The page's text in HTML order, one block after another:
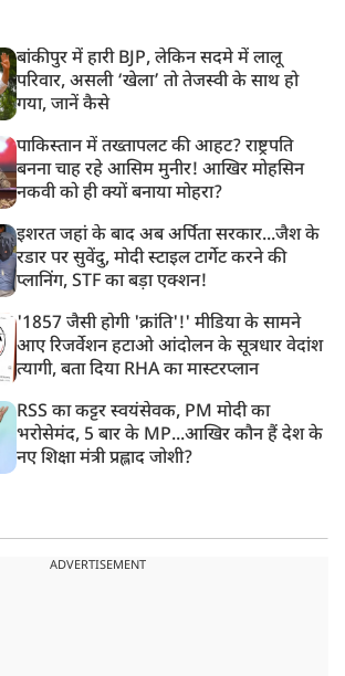
बांकीपुर में हारी BJP, लेकिन सदमे में लालू
परिवार, असली ‘खेला’ तो तेजस्वी के साथ हो
गया, जानें कैसे
पाकिस्तान में तख्तापलट की आहट? राष्ट्रपति
बनना चाह रहे आसिम मुनीर! आखिर मोहसिन
नकवी को ही क्यों बनाया मोहरा?
इशरत जहां के बाद अब अर्पिता सरकार...जैश के
रडार पर सुवेंदु, मोदी स्टाइल टार्गेट करने की
प्लानिंग, STF का बड़ा एक्शन!
'1857 जैसी होगी 'क्रांति'!' मीडिया के सामने
आए रिजर्वेशन हटाओ आंदोलन के सूत्रधार वेदांश
त्यागी, बता दिया RHA का मास्टरप्लान
RSS का कट्टर स्वयंसेवक, PM मोदी का
भरोसेमंद, 5 बार के MP...आखिर कौन हैं देश के
नए शिक्षा मंत्री प्रह्लाद जोशी?
ADVERTISEMENT